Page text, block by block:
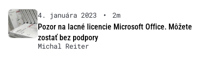
4. januára 2023 •
2m
Pozor na lacné licencie Microsoft Office. Môžete
zostať bez podpory
Michal Reiter